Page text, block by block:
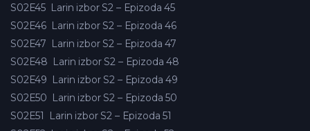
S02E45 Larin izbor S2 – Epizoda 45
S02E46 Larin izbor S2 – Epizoda 46
S02E47 Larin izbor S2 – Epizoda 47
S02E48 Larin izbor S2 – Epizoda 48
S02E49 Larin izbor S2 – Epizoda 49
S02E50 Larin izbor S2 – Epizoda 50
S02E51
Larin izbor S2 – Epizoda 51